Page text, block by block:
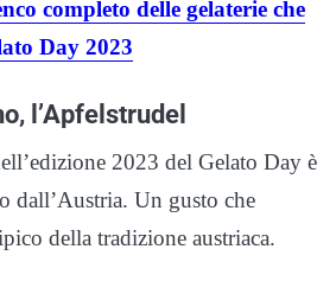
completo delle gelaterie che
Day 2023
l’Apfelstrudel
2023 del Gelato Day è
dall’Austria. Un gusto che
della tradizione austriaca.